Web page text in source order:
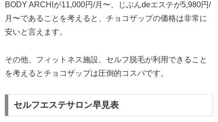
BODY ARCHIが11,000円/月〜、じぶんdeエステが5,980円/
月〜であることを考えると、チョコザップの価格は非常に
安いと言えます。
その他、フィットネス施設、セルフ脱毛が利用できること
を考えるとチョコザップは圧倒的コスパです。
セルフエステサロン早見表